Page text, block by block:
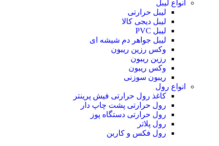
انواع لیبل
لیبل حرارتی
لیبل دیجی کالا
لیبل PVC
لیبل جواهر دم شیشه ای
وکس رزین ریبون
رزین ریبون
وکس ریبون
ریبون سوزنی
انواع رول
کاغذ رول حرارتی فیش پرینتر
رول حرارتی پشت چاپ دار
رول حرارتی دستگاه پوز
رول پلاتر
رول فکس و کاربن